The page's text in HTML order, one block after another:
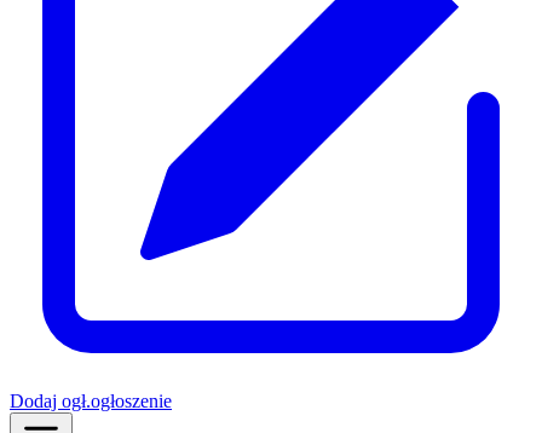
Dodaj ogł.ogłoszenie